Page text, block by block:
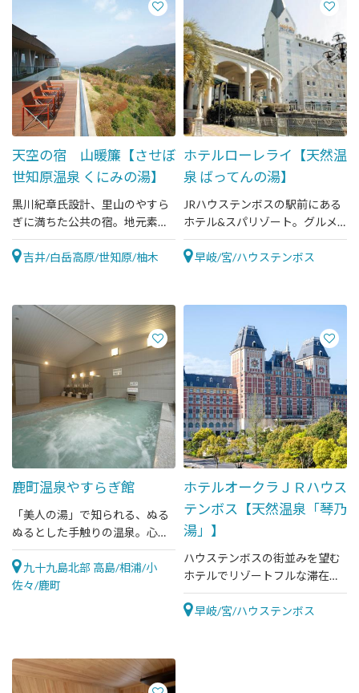
天空の宿 山暖簾【させぼ
世知原温泉 くにみの湯】
黒川紀章氏設計、里山のやすら
ぎに満ちた公共の宿。地元素材
を使った創作料理と大パノラマ
露天温泉が絶品！！
吉井/白岳高原/世知原/柚木
ホテルローレライ【天然温
泉 ばってんの湯】
JRハウステンボスの駅前にある
ホテル&スパリゾート。グルメ
と天然温泉が楽しめる、人に優
しいバリアフリーのホテルで
早岐/宮/ハウステンボス
鹿町温泉やすらぎ館
「美人の湯」で知られる、ぬる
ぬるとした手触りの温泉。心と
体にホッと一息を
九十九島北部 高島/相浦/小
佐々/鹿町
ホテルオークラＪＲハウス
テンボス【天然温泉「琴乃
湯」】
ハウステンボスの街並みを望む
ホテルでリゾートフルな滞在を
お過ごし頂けます。
早岐/宮/ハウステンボス